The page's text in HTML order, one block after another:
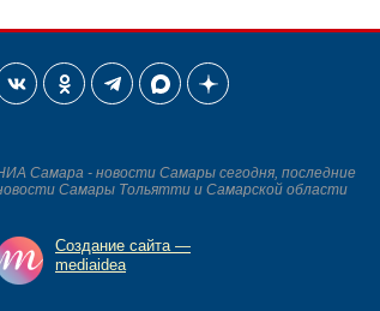
Самара - новости Самары сегодня, последние
Самары Тольятти и Самарской области
Создание сайта —
mediaidea